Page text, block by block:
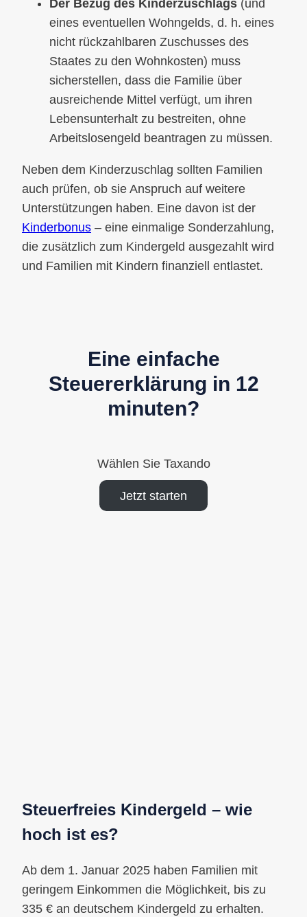
Der Bezug des Kinderzuschlags (und
eines eventuellen Wohngelds, d. h. eines
nicht rückzahlbaren Zuschusses des
Staates zu den Wohnkosten) muss
sicherstellen, dass die Familie über
ausreichende Mittel verfügt, um ihren
Lebensunterhalt zu bestreiten, ohne
Arbeitslosengeld beantragen zu müssen.
Neben dem Kinderzuschlag sollten Familien
auch prüfen, ob sie Anspruch auf weitere
Unterstützungen haben. Eine davon ist der
Kinderbonus – eine einmalige Sonderzahlung,
die zusätzlich zum Kindergeld ausgezahlt wird
und Familien mit Kindern finanziell entlastet.
Eine einfache
Steuererklärung in 12
minuten?
Wählen Sie Taxando
Jetzt starten
Steuerfreies Kindergeld – wie
hoch ist es?
Ab dem 1. Januar 2025 haben Familien mit
geringem Einkommen die Möglichkeit, bis zu
335 € an deutschem Kindergeld zu erhalten.